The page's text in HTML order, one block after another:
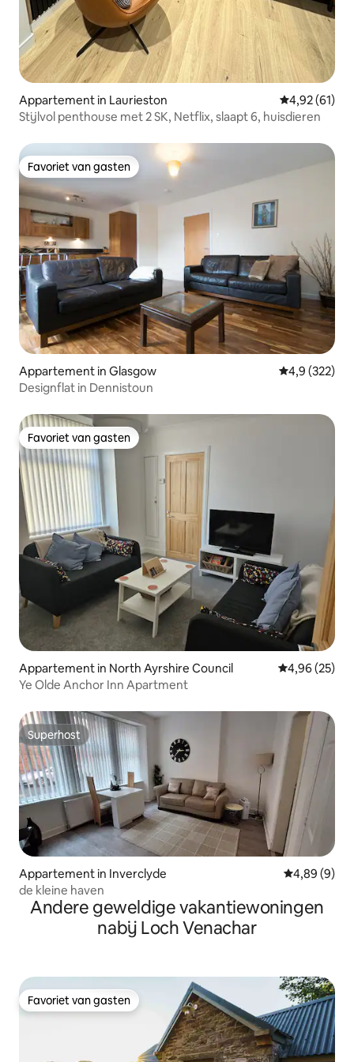
Appartement in Laurieston Gemiddelde
4,92 (61)
Stijlvol penthouse met 2 SK, Netflix, slaapt 6, huisdieren
Favoriet van gasten
Favoriet van gasten
Appartement in Glasgow Gemiddelde
4,9 (322)
Designflat in Dennistoun
Favoriet van gasten
Favoriet van gasten
Appartement in North Ayrshire Council Gemiddelde
4,96 (25)
Ye Olde Anchor Inn Apartment
Superhost
Superhost
Appartement in Inverclyde Gemiddelde
4,89 (9)
de kleine haven
Andere geweldige vakantiewoningen
nabij Loch Venachar
Favoriet van gasten
Favoriet van gasten